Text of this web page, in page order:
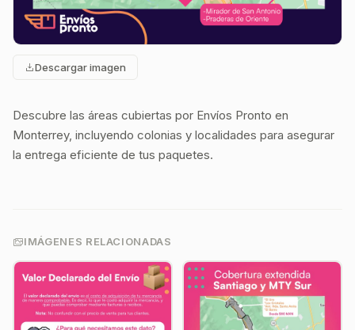
Descargar imagen
Descubre las áreas cubiertas por Envíos Pronto en
Monterrey, incluyendo colonias y localidades para asegurar
la entrega eficiente de tus paquetes.
IMÁGENES RELACIONADAS